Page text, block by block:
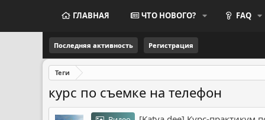
ГЛАВНАЯ ЧТО НОВОГО? FAQ
Последняя активность Регистрация
Теги
курс по съемке на телефон